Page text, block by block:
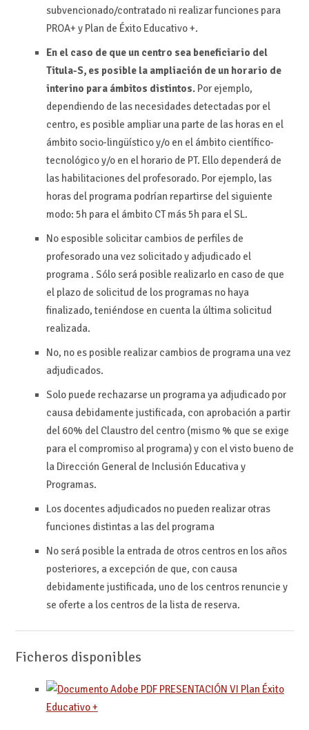
subvencionado/contratado ni realizar funciones para
PROA+ y Plan de Éxito Educativo +.
En el caso de que un centro sea beneficiario del
Titula-S, es posible la ampliación de un horario de
interino para ámbitos distintos. Por ejemplo,
dependiendo de las necesidades detectadas por el
centro, es posible ampliar una parte de las horas en el
ámbito socio-lingüístico y/o en el ámbito científico-
tecnológico y/o en el horario de PT. Ello dependerá de
las habilitaciones del profesorado. Por ejemplo, las
horas del programa podrían repartirse del siguiente
modo: 5h para el ámbito CT más 5h para el SL.
No esposible solicitar cambios de perfiles de
profesorado una vez solicitado y adjudicado el
programa . Sólo será posible realizarlo en caso de que
el plazo de solicitud de los programas no haya
finalizado, teniéndose en cuenta la última solicitud
realizada.
No, no es posible realizar cambios de programa una vez
adjudicados.
Solo puede rechazarse un programa ya adjudicado por
causa debidamente justificada, con aprobación a partir
del 60% del Claustro del centro (mismo % que se exige
para el compromiso al programa) y con el visto bueno de
la Dirección General de Inclusión Educativa y
Programas.
Los docentes adjudicados no pueden realizar otras
funciones distintas a las del programa
No será posible la entrada de otros centros en los años
posteriores, a excepción de que, con causa
debidamente justificada, uno de los centros renuncie y
se oferte a los centros de la lista de reserva.
Ficheros disponibles
PRESENTACIÓN VI Plan Éxito
Educativo +